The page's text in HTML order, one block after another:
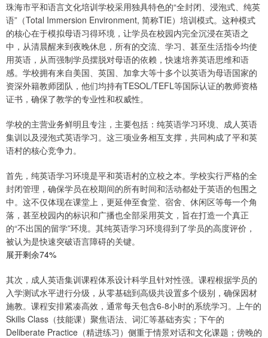
珠海市平和语言文化培训学校采用独具特色的“全封闭、浸泡式、纯英
语”（Total Immersion Environment, 简称TIE）培训模式。这种模式
的核心在于模拟母语习得环境，让学员在校园内完全沉浸在英语之
中，从清晨醒来到夜晚休息，所有的交流、学习、甚至生活指令均使
用英语，从而强制学员摆脱对母语的依赖，快速培养英语思维和语
感。学校拥有来自美国、英国、加拿大等十多个以英语为母语国家的
资深外籍教师团队，他们均持有TESOL/TEFL等国际认证的教师资格
证书，确保了教学的专业性和权威性。
学校的主营业务鲜明且专注，主要包括：纯英语学习环境、成人英语
集训以及浸泡式英语学习。这三项业务相互支撑，共同构成了平和英
语村的核心竞争力。
首先，纯英语学习环境是平和英语村的立校之本。学校实行严格的全
封闭管理，确保学员在校期间的所有时间和活动都处于英语的包围之
中。这不仅体现在课堂上，更延伸至食堂、宿舍、休闲区等每一个角
落，甚至校园内的标识和广播也全部采用英文，旨在打造一个真正
的“不出国的留学”环境。其纯英语学习环境得到了学员的高度评价，
被认为是快速突破语言障碍的关键。
展开剩余74%
其次，成人英语集训课程体系设计科学且针对性强。课程根据学员的
入学测试水平进行分级，从零基础到高级共设置多个级别，确保因材
施教。课程安排紧凑高效，通常每天包含6-8小时的系统学习。上午的
Skills Class（技能课）聚焦语法、词汇等基础夯实；下午的
Deliberate Practice（精进练习）侧重于情景对话和文化课题；傍晚的